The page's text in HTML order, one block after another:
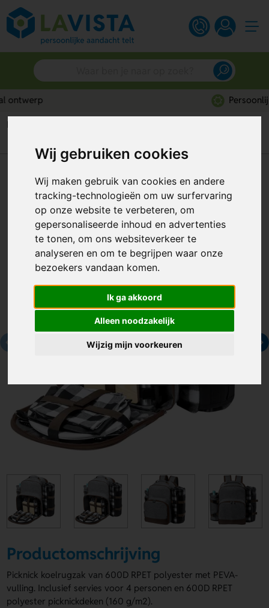
Wij gebruiken cookies
Wij maken gebruik van cookies en andere
tracking-technologieën om uw surfervaring
op onze website te verbeteren, om
gepersonaliseerde inhoud en advertenties
te tonen, om ons websiteverkeer te
analyseren en om te begrijpen waar onze
bezoekers vandaan komen.
Ik ga akkoord
Alleen noodzakelijk
Wijzig mijn voorkeuren
Home
Rpet Picknick Koelrugzak
Artikelnummer:308068
Productomschrijving
Picknick koelrugzak van 600D RPET polyester met PEVA-
vulling. Inclusief servies voor 4 personen en 600D RPET
polyester picknickdeken (160 g/m2).